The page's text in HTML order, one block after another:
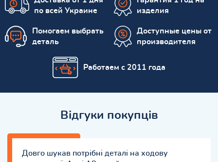
по всей Украине
изделия
Помогаем выбрать
деталь
Доступные цены от
производителя
Работаем с 2011 года
Відгуки покупців
Довго шукав потрібні деталі на ходову